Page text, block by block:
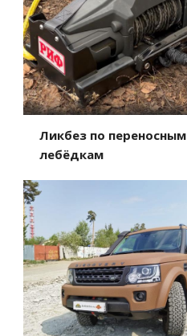
Ликбез по переносным
лебёдкам